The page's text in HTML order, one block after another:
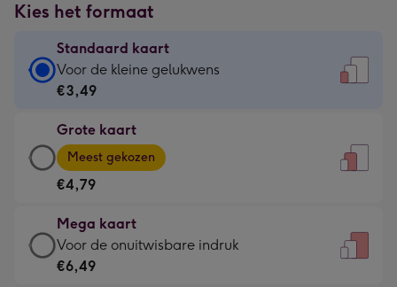
Kies het formaat
Standaard kaart
Standaard
kaart
€3,49
-
Voor
kleine
gelukwens
-
Voor de kleine gelukwens
€3,49
Grote kaart
Grote
kaart
-
€4,79
-
Meest
gekozen
Meest gekozen
€4,79
Mega kaart
Mega
kaart
Voor de onuitwisbare indruk
€6,49